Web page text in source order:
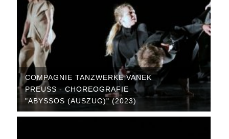
COMPAGNIE TANZWERKE VANEK
PREUSS - CHOREOGRAFIE "
ABYSSOS (AUSZUG)" (2023)